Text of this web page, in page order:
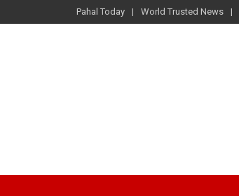
Pahal Today World Trusted News